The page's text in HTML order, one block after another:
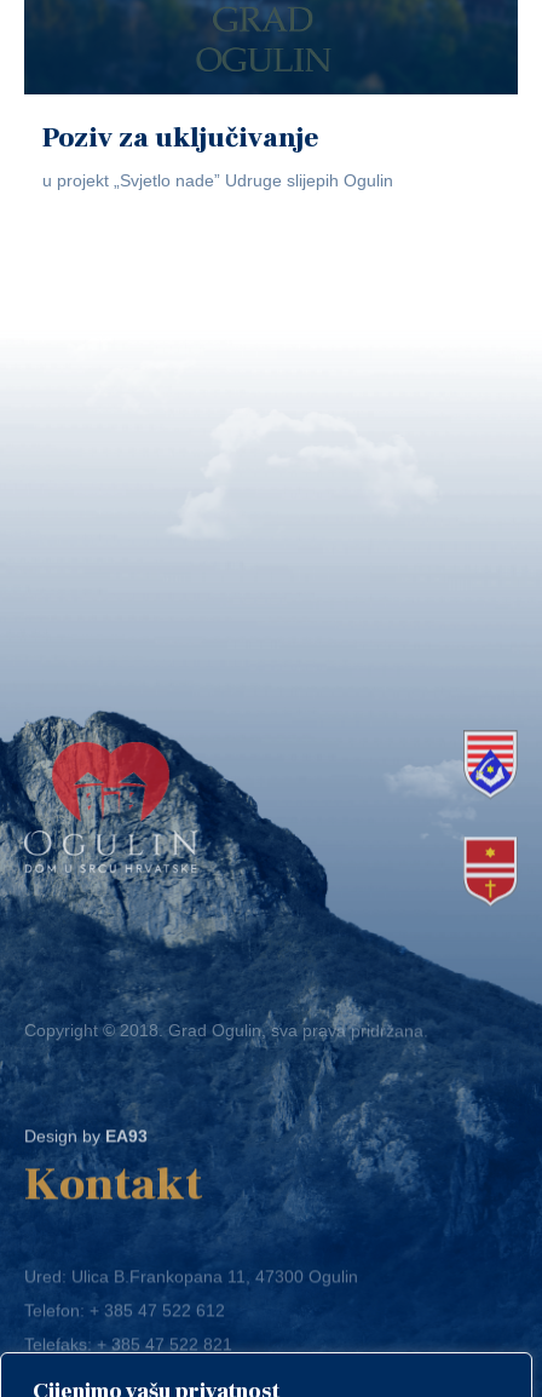
Poziv za uključivanje
u projekt „Svjetlo nade” Udruge slijepih Ogulin
Copyright © 2018. Grad Ogulin, sva prava pridržana.
Design byEA93
Kontakt
Ured: Ulica B.Frankopana 11, 47300 Ogulin
Telefon:+ 385 47 522 612
Telefaks:+ 385 47 522 821
E-mail:grad-ogulin@ogulin.hr